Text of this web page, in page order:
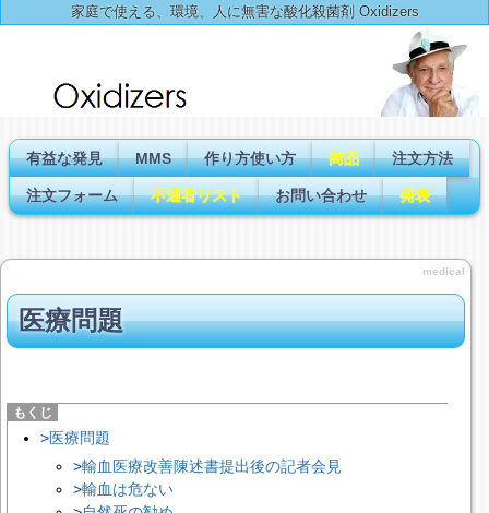
家庭で使える、環境、人に無害な酸化殺菌剤 Oxidizers
有益な発見 MMS 作り方使い方 商品 注文方法
注文フォーム 不通者リスト お問い合わせ 発表
medical
医療問題
医療問題
輸血医療改善陳述書提出後の記者会見
輸血は危ない